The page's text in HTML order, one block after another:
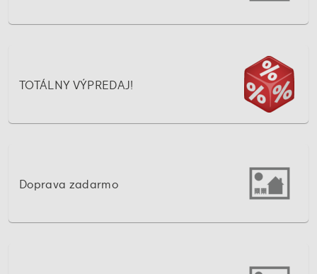
TOTÁLNY VÝPREDAJ!
Doprava zadarmo